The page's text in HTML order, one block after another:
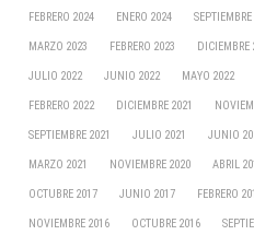
FEBRERO 2024 ENERO 2024
MARZO 2023 FEBRERO 2023 DICIEMBRE
JULIO 2022 JUNIO 2022 MAYO 2022
FEBRERO 2022 DICIEMBRE 2021
SEPTIEMBRE 2021 JULIO 2021 JUNIO
MARZO 2021 NOVIEMBRE 2020 ABRIL
OCTUBRE 2017 JUNIO 2017 FEBRERO
NOVIEMBRE 2016 OCTUBRE 2016